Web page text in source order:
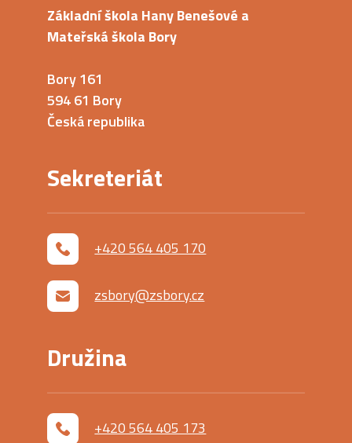
Základní škola Hany Benešové a
Mateřská škola Bory
Bory 161
594 61 Bory
Česká republika
Sekreteriát
+420 564 405 170
zsbory@zsbory.cz
Družina
+420 564 405 173